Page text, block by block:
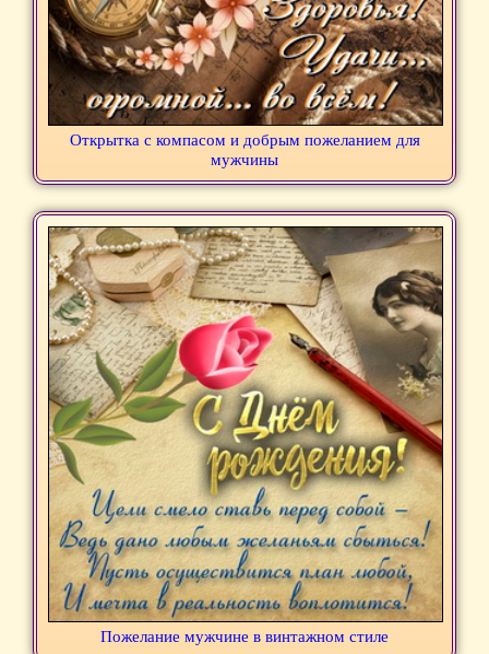
Открытка с компасом и добрым пожеланием для
мужчины
Пожелание мужчине в винтажном стиле